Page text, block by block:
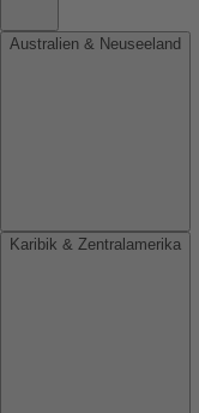
Australien & Neuseeland
Karibik & Zentralamerika